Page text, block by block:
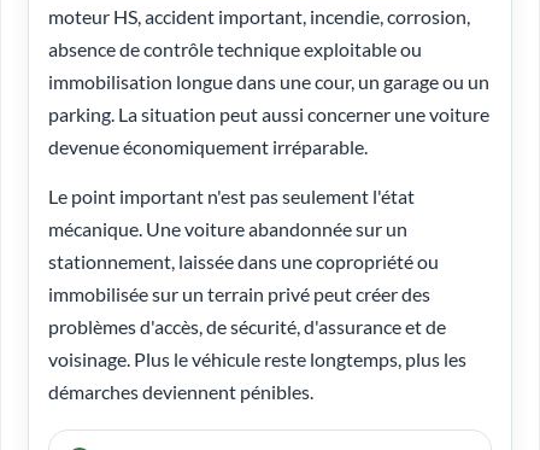
moteur HS, accident important, incendie, corrosion,
absence de contrôle technique exploitable ou
immobilisation longue dans une cour, un garage ou un
parking. La situation peut aussi concerner une voiture
devenue économiquement irréparable.
Le point important n'est pas seulement l'état
mécanique. Une voiture abandonnée sur un
stationnement, laissée dans une copropriété ou
immobilisée sur un terrain privé peut créer des
problèmes d'accès, de sécurité, d'assurance et de
voisinage. Plus le véhicule reste longtemps, plus les
démarches deviennent pénibles.